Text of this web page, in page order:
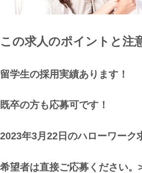
この求人のポイントと注
留学生の採用実績あります！
既卒の方も応募可です！
2023年3月22日のハローワーク
希望者は直接ご応募ください。